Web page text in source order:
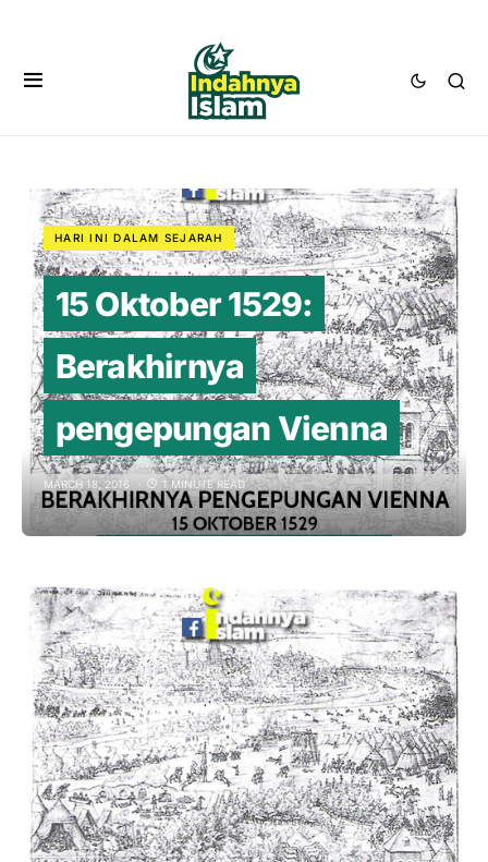
HARI INI DALAM SEJARAH
15 Oktober 1529:
Berakhirnya
pengepungan Vienna
MARCH 18, 2016 1 MINUTE READ